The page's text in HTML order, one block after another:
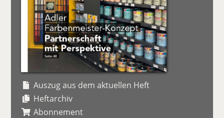
Auszug aus dem aktuellen Heft
Heftarchiv
Abonnement